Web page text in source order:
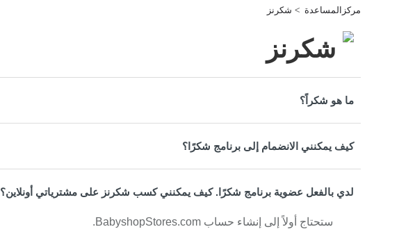
مركزالمساعدة شكرنز
شكرنز
ما هو شكراً؟
كيف يمكنني الانضمام إلى برنامج شكرًا؟
لدي بالفعل عضوية برنامج شكرًا. كيف يمكنني كسب شكرنز على مشترياتي أونلاين؟
ستحتاج أولاً إلى إنشاء حساب BabyshopStores.com.